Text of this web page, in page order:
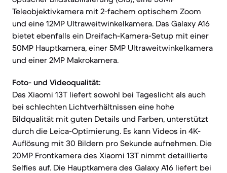
Teleobjektivkamera mit 2-fachem optischem Zoom
und eine 12MP Ultraweitwinkelkamera. Das Galaxy A16
bietet ebenfalls ein Dreifach-Kamera-Setup mit einer
50MP Hauptkamera, einer 5MP Ultraweitwinkelkamera
und einer 2MP Makrokamera.
Foto- und Videoqualität:
Das Xiaomi 13T liefert sowohl bei Tageslicht als auch
bei schlechten Lichtverhältnissen eine hohe
Bildqualität mit guten Details und Farben, unterstützt
durch die Leica-Optimierung. Es kann Videos in 4K-
Auflösung mit 30 Bildern pro Sekunde aufnehmen. Die
20MP Frontkamera des Xiaomi 13T nimmt detaillierte
Selfies auf. Die Hauptkamera des Galaxy A16 liefert bei